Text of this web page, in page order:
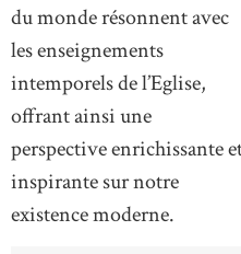
du monde résonnent avec
les enseignements
intemporels de l’Eglise,
offrant ainsi une
perspective enrichissante
inspirante sur notre
existence moderne.